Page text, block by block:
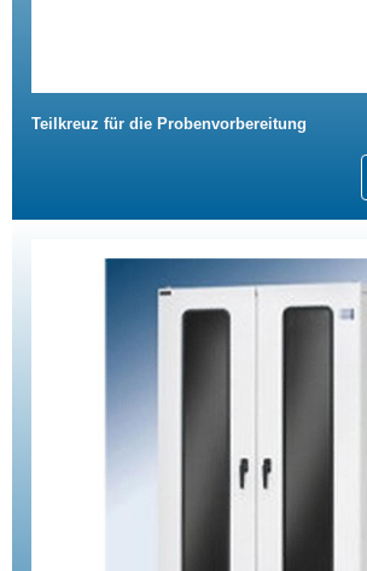
Teilkreuz für die Probenvorbereitung